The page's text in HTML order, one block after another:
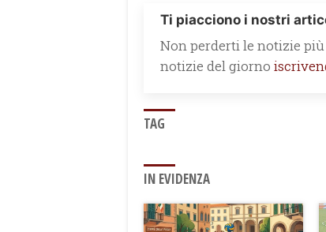
Ti piacciono i nostri
Non perderti le notizie
notizie del giorno
TAG
IN EVIDENZA